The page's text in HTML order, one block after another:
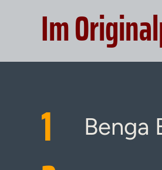
Im
1 Benga